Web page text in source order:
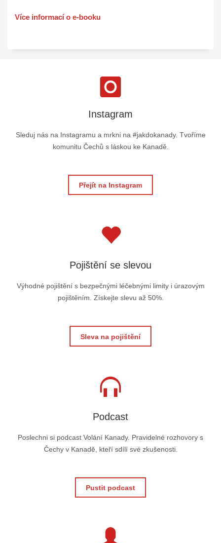
Více informací o e-booku
Instagram
Sleduj nás na Instagramu a mrkni na #jakdokanady. Tvoříme
komunitu Čechů s láskou ke Kanadě.
Přejít na Instagram
Pojištění se slevou
Výhodné pojištění s bezpečnými léčebnými limity i úrazovým
pojištěním. Získejte slevu až 50%.
Sleva na pojištění
Podcast
Poslechni si podcast Volání Kanady. Pravidelné rozhovory s
Čechy v Kanadě, kteří sdílí své zkušenosti.
Pustit podcast